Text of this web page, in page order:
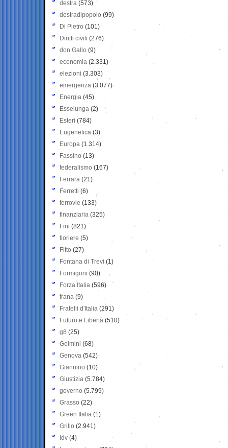
destra (573)
destradipopolo (99)
Di Pietro (101)
Diritti civili (276)
don Gallo (9)
economia (2.331)
elezioni (3.303)
emergenza (3.077)
Energia (45)
Esselunga (2)
Esteri (784)
Eugenetica (3)
Europa (1.314)
Fassino (13)
federalismo (167)
Ferrara (21)
Ferretti (6)
ferrovie (133)
finanziaria (325)
Fini (821)
fioriere (5)
Fitto (27)
Fontana di Trevi (1)
Formigoni (90)
Forza Italia (596)
frana (9)
Fratelli d'Italia (291)
Futuro e Libertà (510)
g8 (25)
Gelmini (68)
Genova (542)
Giannino (10)
Giustizia (5.784)
governo (5.799)
Grasso (22)
Green Italia (1)
Grillo (2.941)
Idv (4)